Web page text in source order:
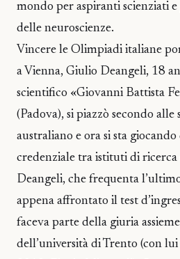
mondo per aspiranti scienziati
delle neuroscienze.
Vincere le Olimpiadi italiane
a Vienna, Giulio Deangeli, 18
scientifico «Giovanni Battista
(Padova), si piazzò secondo
australiano e ora si sta
credenziale tra istituti di
Deangeli, che frequenta
appena affrontato il test
faceva parte della giuria
dell’università di Trento (con